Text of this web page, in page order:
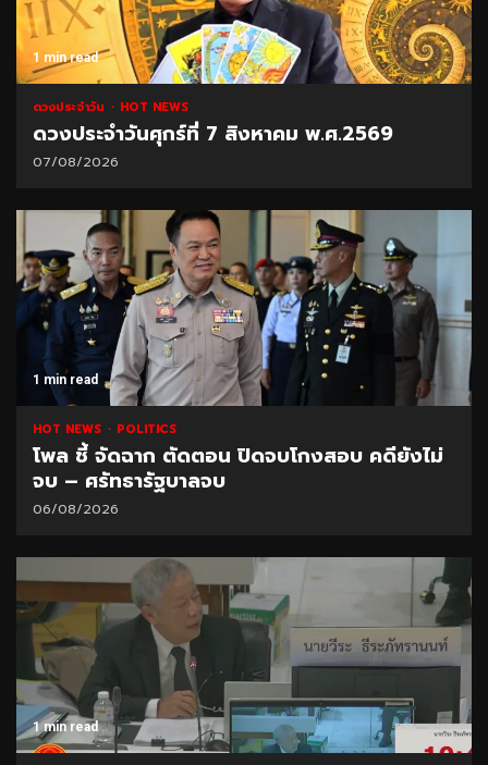
1 min read
ดวงประจำวัน HOT NEWS
ดวงประจำวันศุกร์ที่ 7 สิงหาคม พ.ศ.2569
07/08/2026
1 min read
HOT NEWS POLITICS
โพล ชี้ จัดฉาก ตัดตอน ปิดจบโกงสอบ คดียังไม่
จบ – ศรัทธารัฐบาลจบ
06/08/2026
1 min read